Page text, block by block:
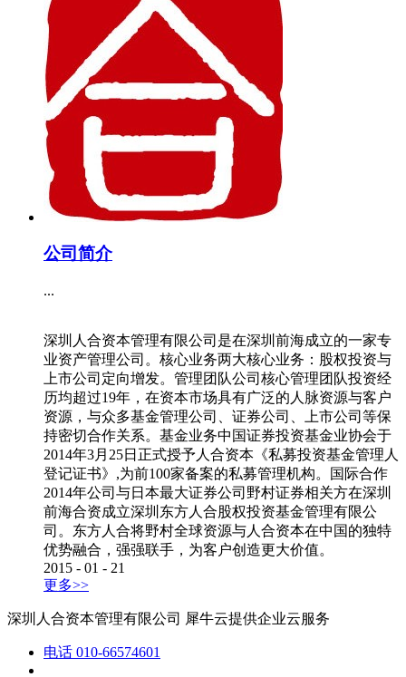
公司简介
...
深圳人合资本管理有限公司是在深圳前海成立的一家专
业资产管理公司。核心业务两大核心业务：股权投资与
上市公司定向增发。管理团队公司核心管理团队投资经
历均超过19年，在资本市场具有广泛的人脉资源与客户
资源，与众多基金管理公司、证券公司、上市公司等保
持密切合作关系。基金业务中国证券投资基金业协会于
2014年3月25日正式授予人合资本《私募投资基金管理人
登记证书》,为前100家备案的私募管理机构。国际合作
2014年公司与日本最大证券公司野村证券相关方在深圳
前海合资成立深圳东方人合股权投资基金管理有限公
司。东方人合将野村全球资源与人合资本在中国的独特
优势融合，强强联手，为客户创造更大价值。
2015 - 01 - 21
更多>>
深圳人合资本管理有限公司 犀牛云提供企业云服务
电话 010-66574601